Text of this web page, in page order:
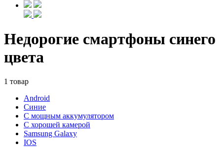
Недорогие смартфоны синего
цвета
1 товар
Android
Синие
С мощным аккумулятором
С хорошей камерой
Samsung Galaxy
IOS